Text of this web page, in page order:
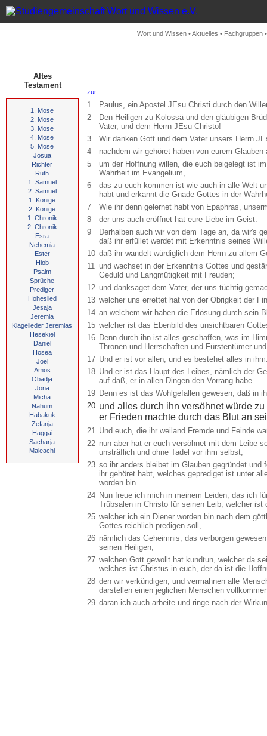
Wort und Wissen •Aktuelles • Fachgruppen
Altes
Testament
1. Mose
2. Mose
3. Mose
4. Mose
5. Mose
Josua
Richter
Ruth
1. Samuel
2. Samuel
1. Könige
2. Könige
1. Chronik
2. Chronik
Esra
Nehemia
Ester
Hiob
Psalm
Sprüche
Prediger
Hoheslied
Jesaja
Jeremia
Klagelieder Jeremias
Hesekiel
Daniel
Hosea
Joel
Amos
Obadja
Jona
Micha
Nahum
Habakuk
Zefanja
Haggai
Sacharja
Maleachi
1
Paulus, ein Apostel JEsu Christi durch den
2
Den Heiligen zu Kolossä und den gläubigen
Vater, und dem Herrn JEsu Christo!
3
Wir danken Gott und dem Vater unsers Herrn
4
nachdem wir gehöret haben von eurem
5
um der Hoffnung willen, die euch beigelegt ist
Wahrheit im Evangelium,
6
das zu euch kommen ist wie auch in alle Welt
habt und erkannt die Gnade Gottes in der
7
Wie ihr denn gelernet habt von Epaphras,
8
der uns auch eröffnet hat eure Liebe im Geist.
9
Derhalben auch wir von dem Tage an, da wir's
daß ihr erfüllet werdet mit Erkenntnis seines
10 daß ihr wandelt würdiglich dem Herrn zu allem
11 und wachset in der Erkenntnis Gottes und
Geduld und Langmütigkeit mit Freuden;
12 und danksaget dem Vater, der uns tüchtig
13 welcher uns errettet hat von der Obrigkeit der
14 an welchem wir haben die Erlösung durch sein
15 welcher ist das Ebenbild des unsichtbaren
16 Denn durch ihn ist alles geschaffen, was im
Thronen und Herrschaften und Fürstentümer
17 Und er ist vor allen; und es bestehet alles in
18 Und er ist das Haupt des Leibes, nämlich der
auf daß, er in allen Dingen den Vorrang habe.
19 Denn es ist das Wohlgefallen gewesen, daß in
20 und alles durch ihn versöhnet würde
er Frieden machte durch das Blut an
21 Und euch, die ihr weiland Fremde und Feinde
22 nun aber hat er euch versöhnet mit dem Leibe
unsträflich und ohne Tadel vor ihm selbst,
23 so ihr anders bleibet im Glauben gegründet
ihr gehöret habt, welches geprediget ist unter
worden bin.
24 Nun freue ich mich in meinem Leiden, das ich
Trübsalen in Christo für seinen Leib, welcher ist
25 welcher ich ein Diener worden bin nach dem
Gottes reichlich predigen soll,
26 nämlich das Geheimnis, das verborgen
seinen Heiligen,
27 welchen Gott gewollt hat kundtun, welcher da
welches ist Christus in euch, der da ist die
28 den wir verkündigen, und vermahnen alle
darstellen einen jeglichen Menschen
29 daran ich auch arbeite und ringe nach der